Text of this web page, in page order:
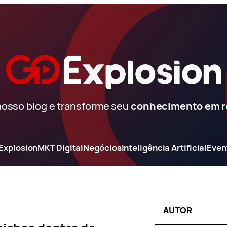
blog e transforme seuconhecimento em
MKT DigitalNegóciosInteligência Artificial
AUTOR